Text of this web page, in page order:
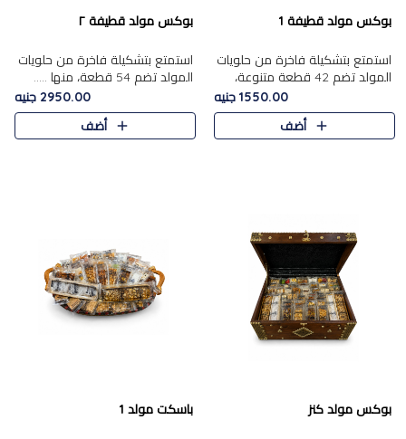
بوكس مولد قطيفة 1
استمتع بتشكيلة فاخرة من حلويات
المولد تضم 42 قطعة متنوعة،
1550.00 جنيه
أضف
بوكس مولد قطيفة ٢
استمتع بتشكيلة فاخرة من حلويات
المولد تضم 54 قطعة، منها .....
2950.00 جنيه
أضف
بوكس مولد كنز باسكت مولد 1